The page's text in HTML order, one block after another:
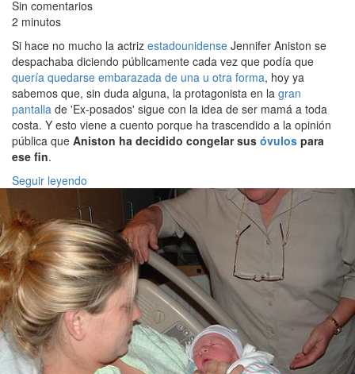
Sin comentarios
2 minutos
Si hace no mucho la actriz estadounidense Jennifer Aniston se
despachaba diciendo públicamente cada vez que podía que
quería quedarse embarazada de una u otra forma, hoy ya
sabemos que, sin duda alguna, la protagonista en la gran
pantalla de 'Ex-posados' sigue con la idea de ser mamá a toda
costa. Y esto viene a cuento porque ha trascendido a la opinión
pública que Aniston ha decidido congelar sus óvulos para
ese fin.
Seguir leyendo